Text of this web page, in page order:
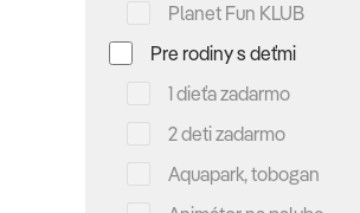
Planet Fun KLUB
Pre rodiny s deťmi
1 dieťa zadarmo
2 deti zadarmo
Aquapark, tobogan